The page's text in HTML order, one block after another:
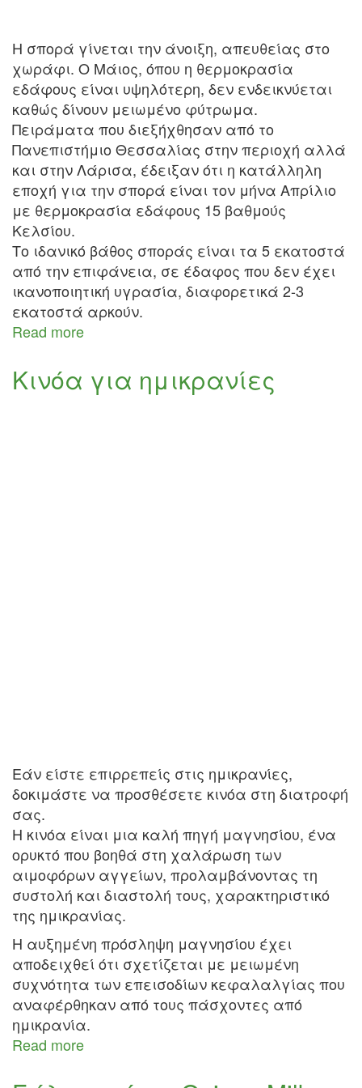
Η σπορά γίνεται την άνοιξη, απευθείας στο
χωράφι. Ο Μάιος, όπου η θερμοκρασία
εδάφους είναι υψηλότερη, δεν ενδεικνύεται
καθώς δίνουν μειωμένο φύτρωμα.
Πειράματα που διεξήχθησαν από το
Πανεπιστήμιο Θεσσαλίας στην περιοχή αλλά
και στην Λάρισα, έδειξαν ότι η κατάλληλη
εποχή για την σπορά είναι τον μήνα Απρίλιο
με θερμοκρασία εδάφους 15 βαθμούς
Κελσίου.
Το ιδανικό βάθος σποράς είναι τα 5 εκατοστά
από την επιφάνεια, σε έδαφος που δεν έχει
ικανοποιητική υγρασία, διαφορετικά 2-3
εκατοστά αρκούν.
Read more
κινόα
Κινόα για ημικρανίες
Εάν είστε επιρρεπείς στις ημικρανίες,
δοκιμάστε να προσθέσετε κινόα στη διατροφή
σας.
Η κινόα είναι μια καλή πηγή μαγνησίου, ένα
ορυκτό που βοηθά στη χαλάρωση των
αιμοφόρων αγγείων, προλαμβάνοντας τη
συστολή και διαστολή τους, χαρακτηριστικό
της ημικρανίας.
Η αυξημένη πρόσληψη μαγνησίου έχει
αποδειχθεί ότι σχετίζεται με μειωμένη
συχνότητα των επεισοδίων κεφαλαλγίας που
αναφέρθηκαν από τους πάσχοντες από
ημικρανία.
Read more